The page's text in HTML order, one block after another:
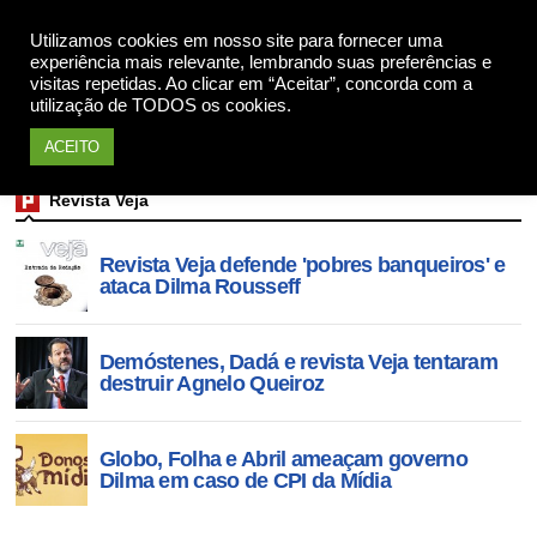
Utilizamos cookies em nosso site para fornecer uma
experiência mais relevante, lembrando suas preferências e
visitas repetidas. Ao clicar em “Aceitar”, concorda com a
utilização de TODOS os cookies.
ACEITO
Revista Veja
Revista Veja defende 'pobres banqueiros' e
ataca Dilma Rousseff
Demóstenes, Dadá e revista Veja tentaram
destruir Agnelo Queiroz
Globo, Folha e Abril ameaçam governo
Dilma em caso de CPI da Mídia